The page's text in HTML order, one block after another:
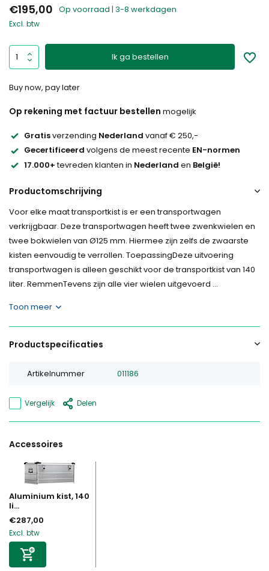
€195,00 Op voorraad | 3-8 werkdagen
Excl. btw
Ik ga bestellen
Buy now, pay later
Op rekening met factuur bestellen mogelijk
Gratisverzending Nederland vanaf € 250,-
Gecertificeerd volgens de meest recente EN-normen
17.000+tevreden klanten in Nederland en België!
Productomschrijving
Voor elke maat transportkist is er een transportwagen
verkrijgbaar. Deze transportwagen heeft twee zwenkwielen en
twee bokwielen van Ø125 mm. Hiermee zijn zelfs de zwaarste
kisten eenvoudig te verrollen. ToepassingDeze uitvoering
transportwagen is alleen geschikt voor de transportkist van 140
liter. RemmenTevens zijn alle vier wielen uitgevoerd ...
Toon meer
Productspecificaties
Artikelnummer 011186
Vergelijk Delen
Accessoires
Aluminium kist, 140
li...
€287,00
Excl. btw